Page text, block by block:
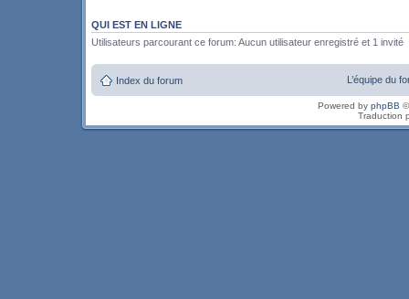
QUI EST EN LIGNE
Utilisateurs parcourant ce forum: Aucun utilisateur enregistré et 1 invité
Index du forum L’équipe du
Powered by phpBB
Traduction